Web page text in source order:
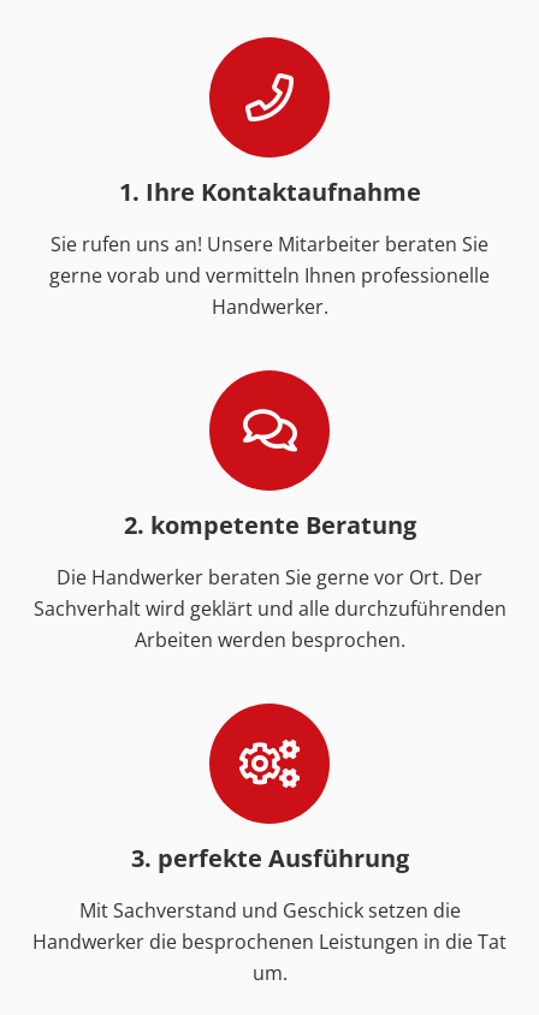
1. Ihre Kontaktaufnahme
Sie rufen uns an! Unsere Mitarbeiter beraten Sie
gerne vorab und vermitteln Ihnen professionelle
Handwerker.
2. kompetente Beratung
Die Handwerker beraten Sie gerne vor Ort. Der
Sachverhalt wird geklärt und alle durchzuführenden
Arbeiten werden besprochen.
3. perfekte Ausführung
Mit Sachverstand und Geschick setzen die
Handwerker die besprochenen Leistungen in die Tat
um.